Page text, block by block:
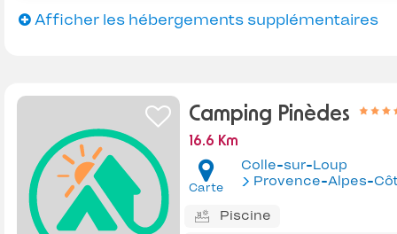
Afficher les hébergements supplémentaires
Camping Pinèdes
16.6 Km
Carte
Colle-sur-Loup
Provence-Alpes-Côte
Piscine